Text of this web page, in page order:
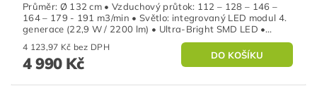
Průměr: Ø 132 cm • Vzduchový průtok: 112 – 128 – 146 –
164 – 179 - 191 m3/min • Světlo: integrovaný LED modul 4.
generace (22,9 W / 2200 lm) • Ultra-Bright SMD LED •...
4 123,97 Kč bez DPH
4 990 Kč